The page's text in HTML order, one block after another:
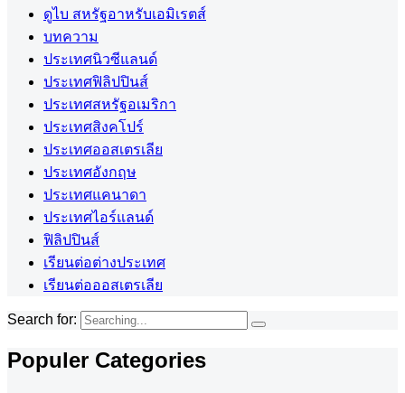
ดูไบ สหรัฐอาหรับเอมิเรตส์
บทความ
ประเทศนิวซีแลนด์
ประเทศฟิลิปปินส์
ประเทศสหรัฐอเมริกา
ประเทศสิงคโปร์
ประเทศออสเตรเลีย
ประเทศอังกฤษ
ประเทศแคนาดา
ประเทศไอร์แลนด์
ฟิลิปปินส์
เรียนต่อต่างประเทศ
เรียนต่อออสเตรเลีย
Search for:
Populer Categories